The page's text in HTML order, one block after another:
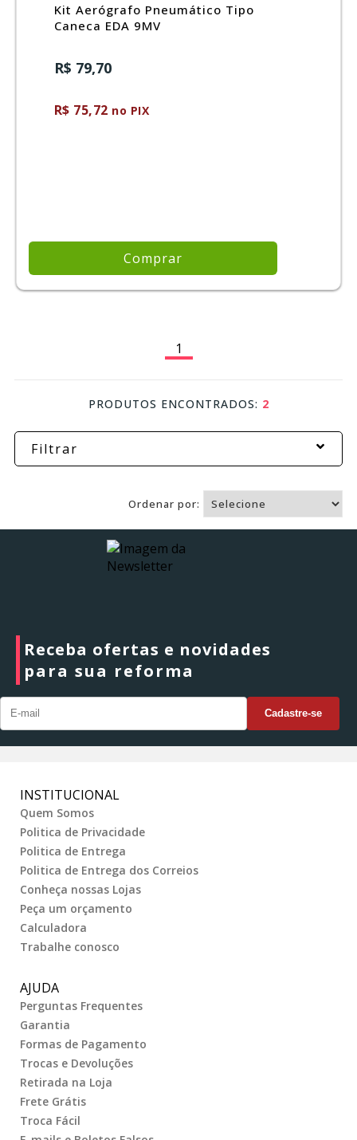
Kit Aerógrafo Pneumático Tipo
Caneca EDA 9MV
R$ 79,70
R$ 75,72 no PIX
Comprar
1
PRODUTOS ENCONTRADOS: 2
Filtrar
Ordenar por:
Receba ofertas e novidades
para sua reforma
INSTITUCIONAL
Quem Somos
Politica de Privacidade
Politica de Entrega
Politica de Entrega dos Correios
Conheça nossas Lojas
Peça um orçamento
Calculadora
Trabalhe conosco
AJUDA
Perguntas Frequentes
Garantia
Formas de Pagamento
Trocas e Devoluções
Retirada na Loja
Frete Grátis
Troca Fácil